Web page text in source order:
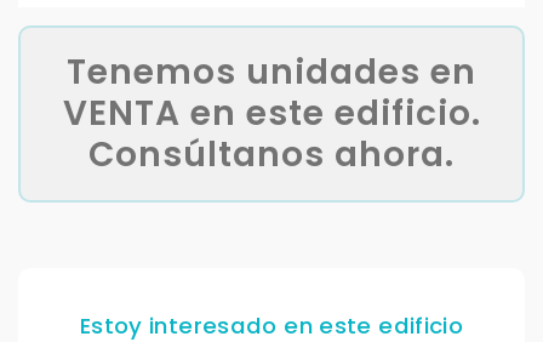
Tenemos unidades en
VENTA en este edificio.
Consúltanos ahora.
Estoy interesado en este edificio